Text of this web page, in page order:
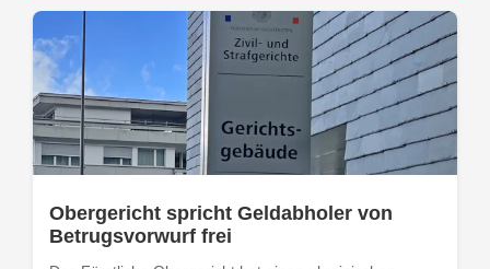
Obergericht spricht Geldabholer von
Betrugsvorwurf frei